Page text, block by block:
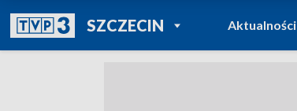
SZCZECINPOWRÓT DO
TVP REGIONY
Aktualności